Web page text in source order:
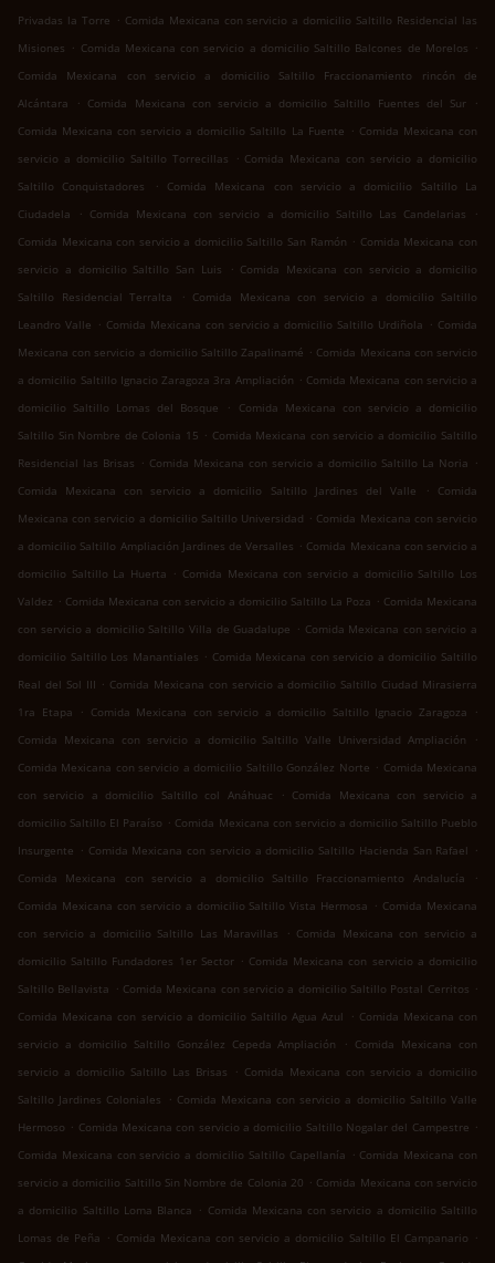
Privadas la Torre . Comida Mexicana con servicio a domicilio Saltillo Residencial las
Misiones . Comida Mexicana con servicio a domicilio Saltillo Balcones de Morelos .
Comida Mexicana con servicio a domicilio Saltillo Fraccionamiento rincón de
Alcántara
. Comida Mexicana con servicio a domicilio Saltillo Fuentes del Sur
.
Comida Mexicana con servicio a domicilio Saltillo La Fuente . Comida Mexicana con
servicio a domicilio Saltillo Torrecillas
. Comida Mexicana con servicio a domicilio
Saltillo Conquistadores
.
Comida Mexicana con servicio a domicilio Saltillo La
Ciudadela
. Comida Mexicana con servicio a domicilio Saltillo Las Candelarias
.
Comida Mexicana con servicio a domicilio Saltillo San Ramón . Comida Mexicana con
servicio a domicilio Saltillo San Luis
. Comida Mexicana con servicio a domicilio
Saltillo Residencial Terralta
. Comida Mexicana con servicio a domicilio Saltillo
Leandro Valle . Comida Mexicana con servicio a domicilio Saltillo Urdiñola . Comida
Mexicana con servicio a domicilio Saltillo Zapalinamé . Comida Mexicana con servicio
a domicilio Saltillo Ignacio Zaragoza 3ra Ampliación . Comida Mexicana con servicio a
domicilio Saltillo Lomas del Bosque
.
Comida Mexicana con servicio a domicilio
Saltillo Sin Nombre de Colonia 15 . Comida Mexicana con servicio a domicilio Saltillo
Residencial las Brisas . Comida Mexicana con servicio a domicilio Saltillo La Noria .
Comida Mexicana con servicio a domicilio Saltillo Jardines del Valle
.
Comida
Mexicana con servicio a domicilio Saltillo Universidad . Comida Mexicana con servicio
a domicilio Saltillo Ampliación Jardines de Versalles . Comida Mexicana con servicio a
domicilio Saltillo La Huerta . Comida Mexicana con servicio a domicilio Saltillo Los
Valdez . Comida Mexicana con servicio a domicilio Saltillo La Poza . Comida Mexicana
con servicio a domicilio Saltillo Villa de Guadalupe . Comida Mexicana con servicio a
domicilio Saltillo Los Manantiales . Comida Mexicana con servicio a domicilio Saltillo
Real del Sol III . Comida Mexicana con servicio a domicilio Saltillo Ciudad Mirasierra
1ra Etapa
. Comida Mexicana con servicio a domicilio Saltillo Ignacio Zaragoza
.
Comida Mexicana con servicio a domicilio Saltillo Valle Universidad Ampliación
.
Comida Mexicana con servicio a domicilio Saltillo González Norte . Comida Mexicana
con servicio a domicilio Saltillo col Anáhuac
. Comida Mexicana con servicio a
domicilio Saltillo El Paraíso . Comida Mexicana con servicio a domicilio Saltillo Pueblo
Insurgente . Comida Mexicana con servicio a domicilio Saltillo Hacienda San Rafael .
Comida Mexicana con servicio a domicilio Saltillo Fraccionamiento Andalucía
.
Comida Mexicana con servicio a domicilio Saltillo Vista Hermosa . Comida Mexicana
con servicio a domicilio Saltillo Las Maravillas
. Comida Mexicana con servicio a
domicilio Saltillo Fundadores 1er Sector . Comida Mexicana con servicio a domicilio
Saltillo Bellavista . Comida Mexicana con servicio a domicilio Saltillo Postal Cerritos .
Comida Mexicana con servicio a domicilio Saltillo Agua Azul
. Comida Mexicana con
servicio a domicilio Saltillo González Cepeda Ampliación
. Comida Mexicana con
servicio a domicilio Saltillo Las Brisas
. Comida Mexicana con servicio a domicilio
Saltillo Jardines Coloniales
. Comida Mexicana con servicio a domicilio Saltillo Valle
Hermoso . Comida Mexicana con servicio a domicilio Saltillo Nogalar del Campestre .
Comida Mexicana con servicio a domicilio Saltillo Capellanía . Comida Mexicana con
servicio a domicilio Saltillo Sin Nombre de Colonia 20 . Comida Mexicana con servicio
a domicilio Saltillo Loma Blanca . Comida Mexicana con servicio a domicilio Saltillo
Lomas de Peña . Comida Mexicana con servicio a domicilio Saltillo El Campanario .